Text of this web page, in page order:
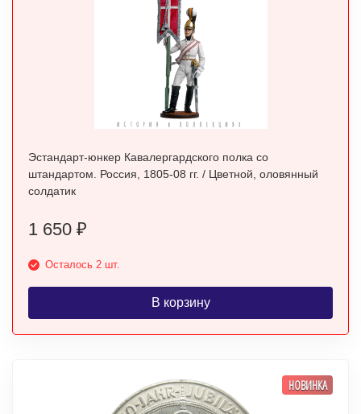
Эстандарт-юнкер Кавалергардского полка со
штандартом. Россия, 1805-08 гг. / Цветной, оловянный
солдатик
1 650 ₽
Осталось 2 шт.
В корзину
НОВИНКА